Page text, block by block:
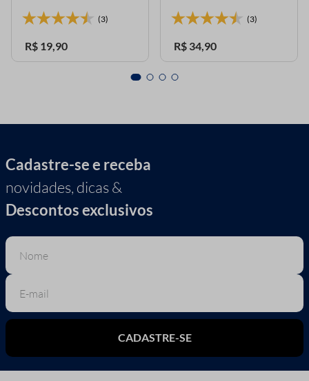
(3)
R$ 19,90
(3)
R$ 34,90
Cadastre-se e receba
novidades, dicas &
Descontos exclusivos
CADASTRE-SE